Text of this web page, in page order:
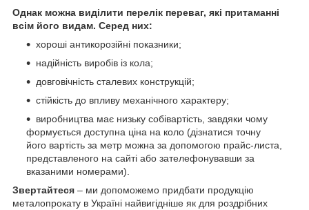
Однак можна виділити перелік переваг, які притаманні
всім його видам. Серед них:
хороші антикорозійні показники;
надійність виробів із кола;
довговічність сталевих конструкцій;
стійкість до впливу механічного характеру;
виробництва має низьку собівартість, завдяки чому
формується доступна ціна на коло (дізнатися точну
його вартість за метр можна за допомогою прайс-листа,
представленого на сайті або зателефонувавши за
вказаними номерами).
Звертайтеся – ми допоможемо придбати продукцію
металопрокату в Україні найвигідніше як для роздрібних